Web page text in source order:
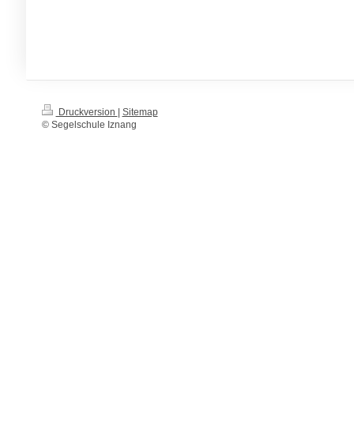
Druckversion
Sitemap
© Segelschule Iznang